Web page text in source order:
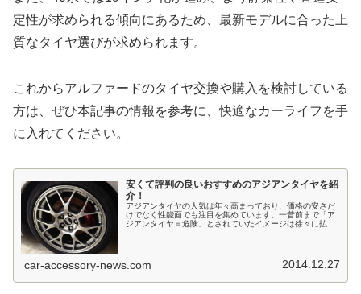
定性が求められる傾向にあるため、最新モデルに合った上
質なタイヤ選びが求められます。
これからアルファードのタイヤ交換や購入を検討している
方は、ぜひ本記事の情報を参考に、快適なカーライフを手
に入れてください。
安くて評判の良いおすすめのアジアンタイヤを紹
介！
アジアンタイヤの人気は年々高まっており、価格の安さだ
けでなく性能面でも注目を集めています。一昔前まで「ア
ジアンタイヤ＝危険」とされていたイメージは徐々に払拭
car-accessory-news.com 2014.12.27